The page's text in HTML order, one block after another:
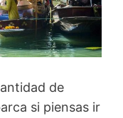
de
si piensas ir